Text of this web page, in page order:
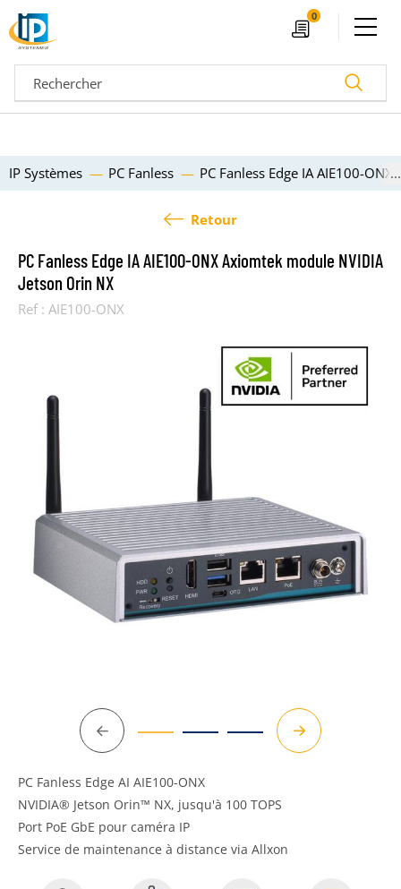
0
Devis Ouvrir le menu
IP Systèmes PC Fanless PC Fanless Edge IA AIE100-
Retour
Précédent Suivant
PC Fanless Edge IA AIE100-ONX Axiomtek module NVIDIA
Jetson Orin NX
Ref : AIE100-ONX
PC Fanless Edge AI AIE100-ONX
NVIDIA® Jetson Orin™ NX, jusqu'à 100 TOPS
Port PoE GbE pour caméra IP
Service de maintenance à distance via Allxon